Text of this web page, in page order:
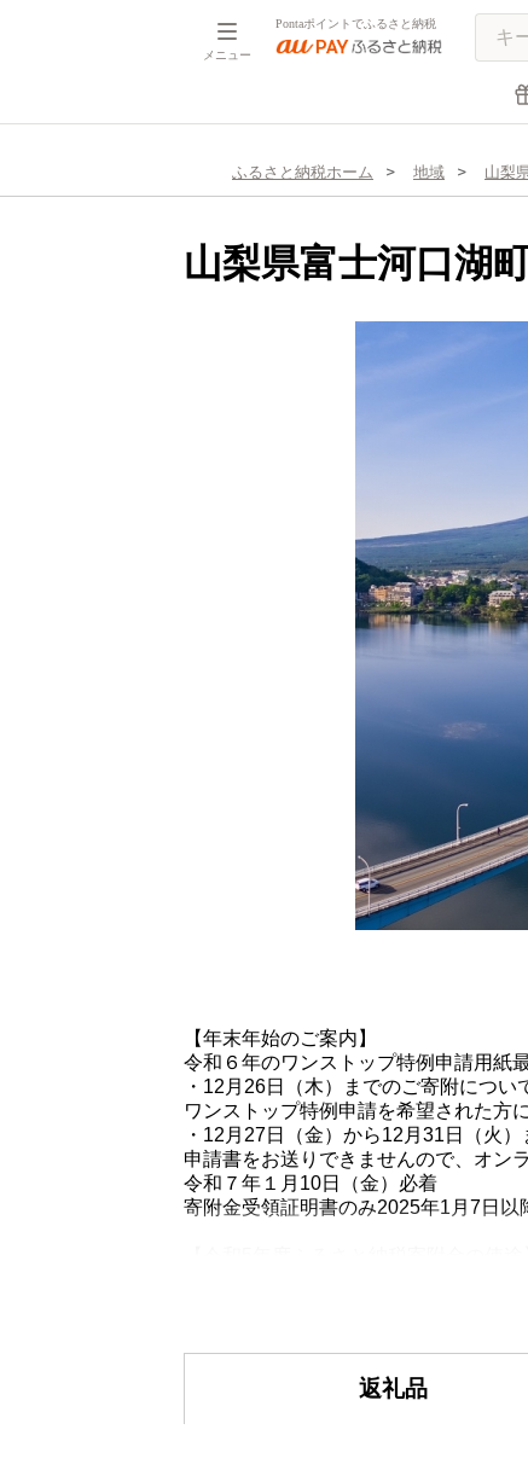
メニュー
Pontaポイントでふるさと納税
ふるさと納税ホーム 地域 山梨
山梨県富士河口湖
【年末年始のご案内】
令和６年のワンストップ特例申請用紙
・12月26日（木）までのご寄附につい
ワンストップ特例申請を希望された方
・12月27日（金）から12月31日（火
申請書をお送りできませんので、オン
令和７年１月10日（金）必着
寄附金受領証明書のみ2025年1月7日以
スクールバス購入、学校給食費補助事
（2）まちづくり支援事業
友好都市交流事業、生垣設置補助事業
返礼品